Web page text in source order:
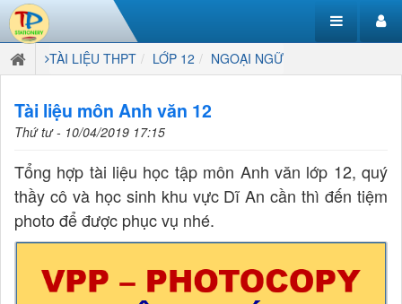
TÀI LIỆU THPT LỚP 12 NGOẠI NGỮ
Tài liệu môn Anh văn 12
Thứ tư - 10/04/2019 17:15
Tổng hợp tài liệu học tập môn Anh văn lớp 12, quý
thầy cô và học sinh khu vực Dĩ An cần thì đến tiệm
photo để được phục vụ nhé.